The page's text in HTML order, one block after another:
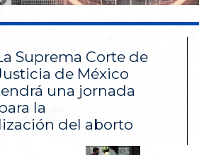
Suprema Corte de
de México
una jornada
la
del aborto